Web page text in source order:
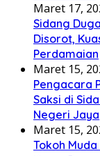
Maret 17,
Sidang
Disorot,
Perdamaian
Maret 15,
Pengacara
Saksi di
Negeri
Maret 15,
Tokoh